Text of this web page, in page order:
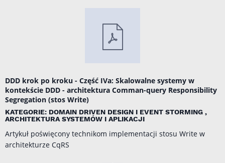
DDD krok po kroku - Część IVa: Skalowalne systemy w
kontekście DDD - architektura Comman-query Responsibility
Segregation (stos Write)
KATEGORIE: DOMAIN DRIVEN DESIGN I EVENT STORMING ,
ARCHITEKTURA SYSTEMÓW I APLIKACJI
Artykuł poświęcony technikom implementacji stosu Write w
architekturze CqRS